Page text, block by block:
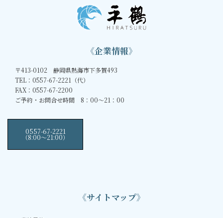
《企業情報》
〒413-0102 静岡県熱海市下多賀493
TEL：0557-67-2221（代）
FAX：0557-67-2200
ご予約・お問合せ時間 8：00～21：00
0557-67-2221
（8:00〜21:00）
《サイトマップ》